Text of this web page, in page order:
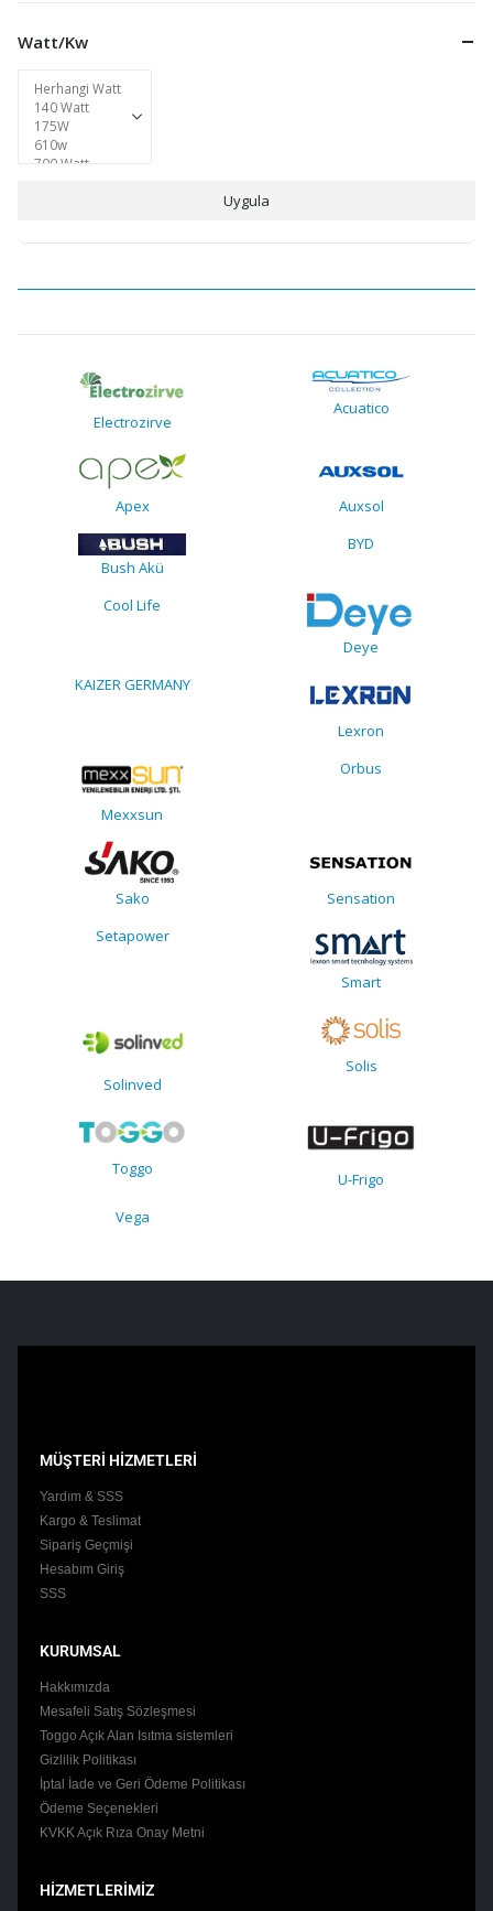
Watt/Kw
Uygula
Electrozirve
Acuatico
Apex Auxsol
Bush Akü
BYD
Cool Life
Deye
KAIZER GERMANY
Lexron
Mexxsun
Orbus
Sako
Sensation
Setapower
Smart
Solinved
Solis
Toggo
U-Frigo
Vega
MÜŞTERİ HİZMETLERİ
Yardım & SSS
Kargo & Teslimat
Sipariş Geçmişi
Hesabım Giriş
SSS
KURUMSAL
Hakkımızda
Mesafeli Satış Sözleşmesi
Toggo Açık Alan Isıtma sistemleri
Gizlilik Politikası
İptal İade ve Geri Ödeme Politikası
Ödeme Seçenekleri
KVKK Açık Rıza Onay Metni
HİZMETLERİMİZ